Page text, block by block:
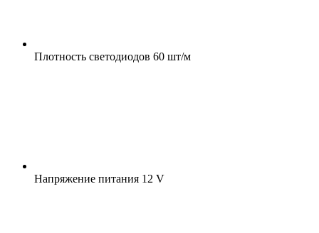
Плотность светодиодов 60 шт/м
Напряжение питания 12 V